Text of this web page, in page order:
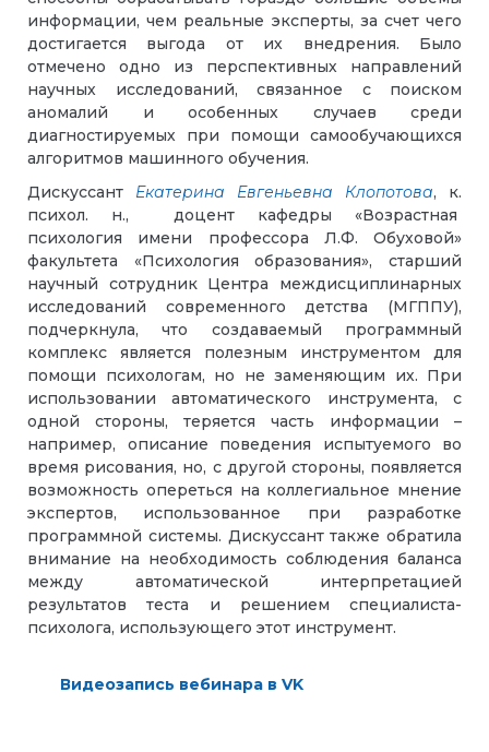
информации, чем реальные эксперты, за счет чего
достигается выгода от их внедрения. Было
отмечено одно из перспективных направлений
научных исследований, связанное с поиском
аномалий и особенных случаев среди
диагностируемых при помощи самообучающихся
алгоритмов машинного обучения.
Дискуссант Екатерина Евгеньевна Клопотова, к.
психол. н., доцент кафедры «Возрастная
психология имени профессора Л.Ф. Обуховой»
факультета «Психология образования», старший
научный сотрудник Центра междисциплинарных
исследований современного детства (МГППУ),
подчеркнула, что создаваемый программный
комплекс является полезным инструментом для
помощи психологам, но не заменяющим их. При
использовании автоматического инструмента, с
одной стороны, теряется часть информации –
например, описание поведения испытуемого во
время рисования, но, с другой стороны, появляется
возможность опереться на коллегиальное мнение
экспертов, использованное при разработке
программной системы. Дискуссант также обратила
внимание на необходимость соблюдения баланса
между автоматической интерпретацией
результатов теста и решением специалиста-
психолога, использующего этот инструмент.
Видеозапись вебинара в VK